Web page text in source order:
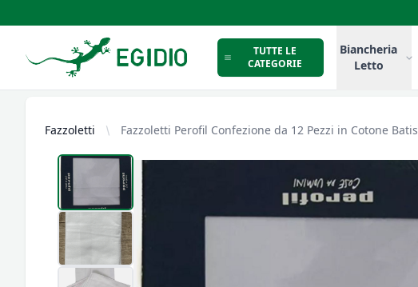
Intimo Egidio
TUTTE LE
CATEGORIE
Biancheria
Letto
Fazzoletti Fazzoletti Perofil Confezione da 12 Pezzi in Cotone